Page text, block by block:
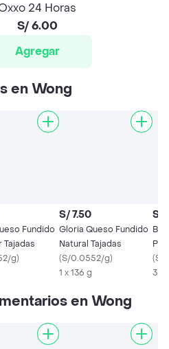
24 Horas
S/ 6.00
Agregar
en Wong
Fundido
Tajadas
g)
S/ 7.50
Gloria Queso Fundido
Natural Tajadas
(S/0.0552/g)
1 x 136 g
S/
(S/
35
en Wong